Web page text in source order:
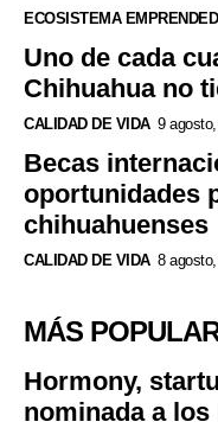
ECOSISTEMA
Uno de cada
Chihuahua no
CALIDAD DE VIDA 9
Becas
oportunidades
chihuahuenses
CALIDAD DE VIDA 8
MÁS
Hormony,
nominada a los